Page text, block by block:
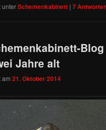
unterSchemenkabinett |7
Blog
Jahre alt
am21. Oktober 2014